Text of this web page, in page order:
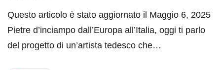
Questo articolo è stato aggiornato il Maggio 6, 2025
Pietre d’inciampo dall’Europa all’Italia, oggi ti parlo
del progetto di un’artista tedesco che…